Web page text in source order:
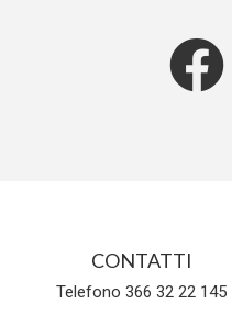
CONTATTI
Telefono 366 32 22 145